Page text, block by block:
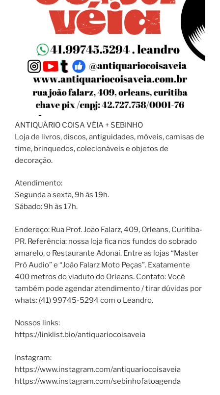
ANTIQUÁRIO COISA VÉIA + SEBINHO
Loja de livros, discos, antiguidades, móveis, camisas de
time, brinquedos, colecionáveis e objetos de
decoração.
Atendimento:
Segunda a sexta, 9h às 19h.
Sábado: 9h às 17h.
Endereço: Rua Prof. João Falarz, 409, Orleans, Curitiba-
PR. Referência: nossa loja fica nos fundos do sobrado
amarelo, o Restaurante Adonai. Entre as lojas “Master
Pró Audio” e “João Falarz Moto Peças”. Exatamente
400 metros do viaduto do Orleans. Contato: Você
também pode agendar atendimento / tirar dúvidas por
whats: (41) 99745-5294 com o Leandro.
Nossos links:
https://linklist.bio/antiquariocoisaveia
Instagram:
https://www.instagram.com/antiquariocoisaveia
https://www.instagram.com/sebinhofatoagenda